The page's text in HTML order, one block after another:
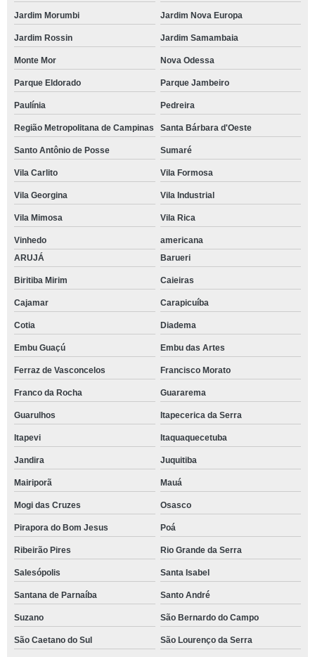
Jardim Morumbi Jardim Nova Europa
Jardim Rossin Jardim Samambaia
Monte Mor Nova Odessa
Parque Eldorado Parque Jambeiro
Paulínia Pedreira
Região Metropolitana de Campinas Santa Bárbara d'Oeste
Santo Antônio de Posse Sumaré
Vila Carlito Vila Formosa
Vila Georgina Vila Industrial
Vila Mimosa Vila Rica
Vinhedo
americana
ARUJÁ
Barueri
Biritiba Mirim Caieiras
Cajamar Carapicuíba
Cotia Diadema
Embu Guaçú Embu das Artes
Ferraz de Vasconcelos Francisco Morato
Franco da Rocha Guararema
Guarulhos Itapecerica da Serra
Itapevi Itaquaquecetuba
Jandira Juquitiba
Mairiporã Mauá
Mogi das Cruzes Osasco
Pirapora do Bom Jesus Poá
Ribeirão Pires Rio Grande da Serra
Salesópolis Santa Isabel
Santana de Parnaíba Santo André
Suzano São Bernardo do Campo
São Caetano do Sul São Lourenço da Serra